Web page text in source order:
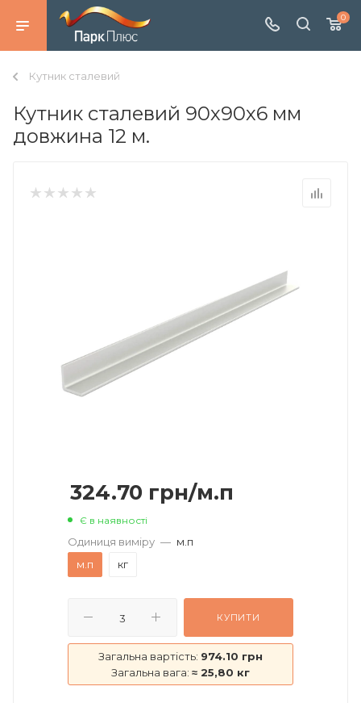
0
Кутник сталевий
Кутник сталевий 90х90х6 мм
довжина 12 м.
324.70 грн/м.п
Є в наявності
Одиниця виміру — м.п
м.п
кг
КУПИТИ
Загальна вартість: 974.10 грн
Загальна вага: ≈ 25,80 кг